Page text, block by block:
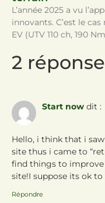
L’année 2025 a vu
innovants. C’est le
EV (UTV 110 ch, 190
2
Start now dit :
Hello, i think that i
site thus i came to
find things to
site!I suppose its ok
Répondre